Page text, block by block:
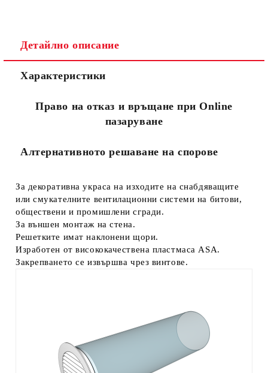
Съгласен съм сПолитиката за лични данни
Ние ще се свържем с вас в рамките на работния ден.
Детайлно описание
Характеристики
Право на отказ и връщане при Online
пазаруване
Алтернативното решаване на спорове
За декоративна украса на изходите на снабдяващите
или смукателните вентилационни системи на битови,
обществени и промишлени сгради.
За външен монтаж на стена.
Решетките имат наклонени щори.
Изработен от висококачествена пластмаса ASA.
Закрепването се извършва чрез винтове.